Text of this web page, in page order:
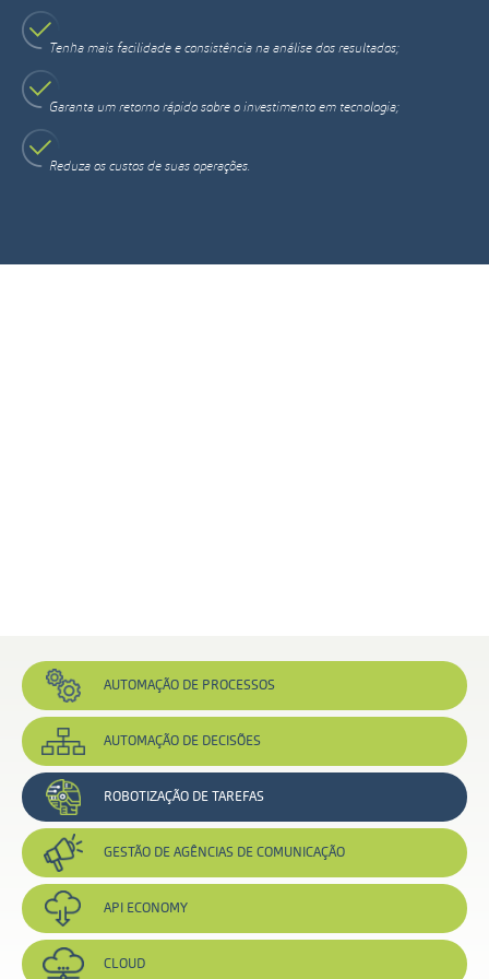
Tenha mais facilidade e consistência na análise dos resultados;
Garanta um retorno rápido sobre o investimento em tecnologia;
Reduza os custos de suas operações.
AUTOMAÇÃO DE PROCESSOS
AUTOMAÇÃO DE DECISÕES
ROBOTIZAÇÃO DE TAREFAS
GESTÃO DEAGÊNCIAS DECOMUNICAÇÃO
API ECONOMY
CLOUD